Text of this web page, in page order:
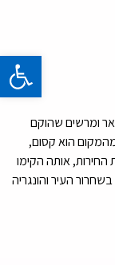
ומרשים שהוקם
הוא קסום,
אותה הקימו
העיר והונגריה